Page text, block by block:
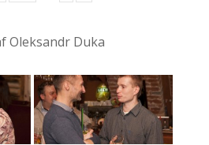
Oleksandr Duka